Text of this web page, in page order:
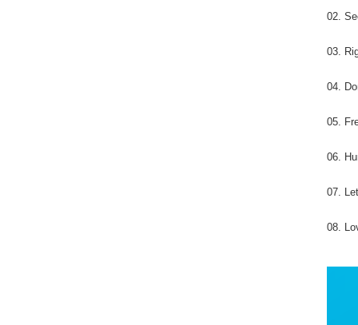
02.
03.
04.
05.
06.
07.
08.